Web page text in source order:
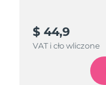
$ 44,9
VAT i cło wliczone